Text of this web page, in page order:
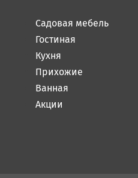
Садовая мебель
Гостиная
Кухня
Прихожие
Ванная
Акции